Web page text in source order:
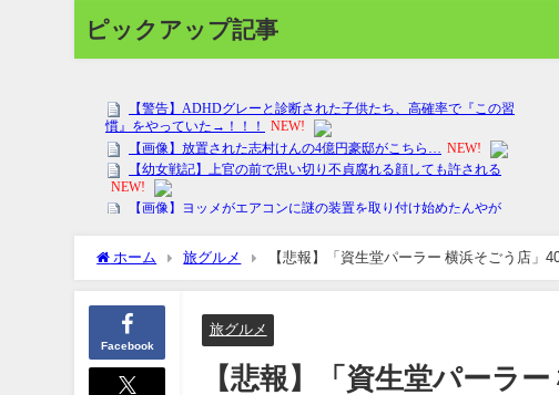
ピックアップ記事
ホーム 旅グルメ 【悲報】「資生堂パーラー 横浜そごう店」
Facebook
旅グルメ
【悲報】「資生堂パーラ